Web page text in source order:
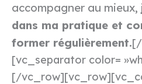
accompagner au mieux,
dans ma pratique et
former régulièrement.[/
[vc_separator color=
[/